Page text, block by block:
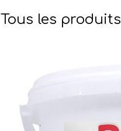
Tous les produits